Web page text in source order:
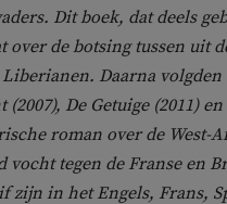
Dit boek, dat deels
over de botsing tussen uit
Liberianen. Daarna
(2007), De Getuige (2011)
roman over de West-
vocht tegen de Franse en
zijn in het Engels, Frans,